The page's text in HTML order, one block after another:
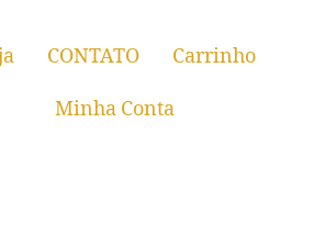
CONTATO
Carrinho
Minha Conta